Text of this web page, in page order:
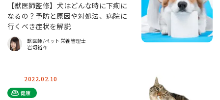
【獣医師監修】犬はどんな時に下痢に
なるの？予防と原因や対処法、病院に
行くべき症状を解説
獣医師/ペット栄養管理士
岩切裕布
2022.02.10
健康